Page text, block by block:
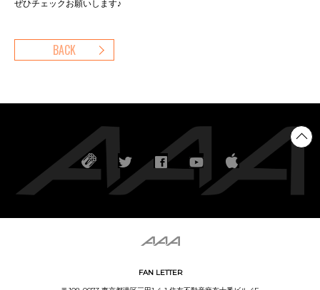
ぜひチェックお願いします♪
BACK
FAN LETTER